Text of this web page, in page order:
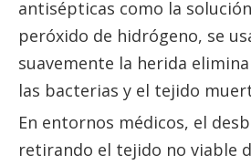
antisépticas como la
peróxido de hidrógeno, se
suavemente la herida
las bacterias y el tejido
En entornos médicos, el
retirando el tejido no viable